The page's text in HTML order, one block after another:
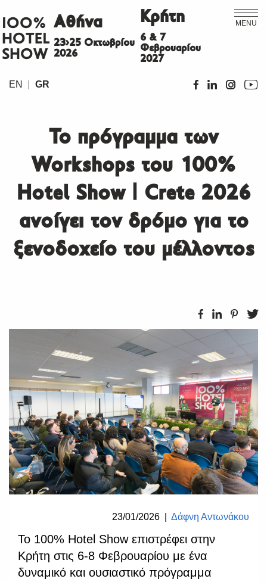
MENU
ΙΟΟ%
HOTEL
SHOW
Αθήνα
23>25 Οκτωβρίου
2026
Κρήτη
6 & 7
Φεβρουαρίου
2027
EN GR
Το πρόγραμμα των
Workshops του 100%
Hotel Show | Crete 2026
ανοίγει τον δρόμο για το
ξενοδοχείο του μέλλοντος
23/01/2026 Δάφνη Αντωνάκου
Το 100% Hotel Show επιστρέφει στην
Κρήτη στις 6-8 Φεβρουαρίου με ένα
δυναμικό και ουσιαστικό πρόγραμμα